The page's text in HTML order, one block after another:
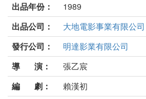
出品年份：
1989
出品公司：
大地電影事業有限公司
發行公司：
明達影業有限公司
導 演：
張乙宸
編 劇：
賴漢初